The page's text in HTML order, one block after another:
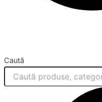
Caută